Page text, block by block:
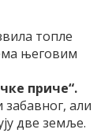
топле
његовим
приче“.
забавног, али
две земље.